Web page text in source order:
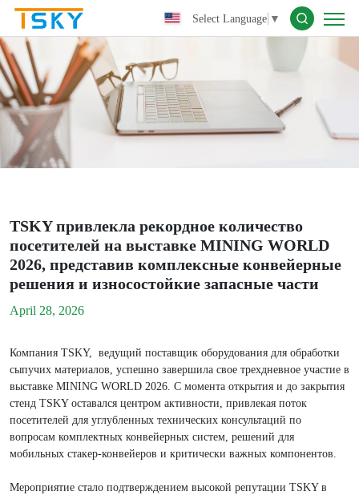
TSKY
привлекла
рекордное
количество
посетителей
на
выставке
WORLD
2026,
представив
комплексные
решения
и
износостойкие
запасные
части
Select Language ▼
TSKY привлекла рекордное количество
посетителей на выставке MINING WORLD
2026, представив комплексные конвейерные
решения и износостойкие запасные части
April 28, 2026
Компания TSKY, ведущий поставщик оборудования для обработки
сыпучих материалов, успешно завершила свое трехдневное участие в
выставке MINING WORLD 2026. С момента открытия и до закрытия
стенд TSKY оставался центром активности, привлекая поток
посетителей для углубленных технических консультаций по
вопросам комплектных конвейерных систем, решений для
мобильных стакер-конвейеров и критически важных компонентов.
Мероприятие стало подтверждением высокой репутации TSKY в